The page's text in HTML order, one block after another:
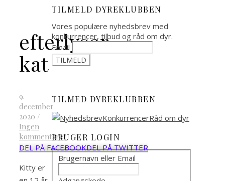
efterlyser
kat
9.
december
2020 /
Ingen
kommentarer
DEL PÅ FACEBOOKDEL PÅ TWITTER
Kitty er
TILMELD DYREKLUBBEN
Vores populære nyhedsbrev med
konkurrencer, tilbud og råd om dyr.
Email
TILMED DYREKLUBBEN
BRUGER LOGIN
Brugernavn eller Email